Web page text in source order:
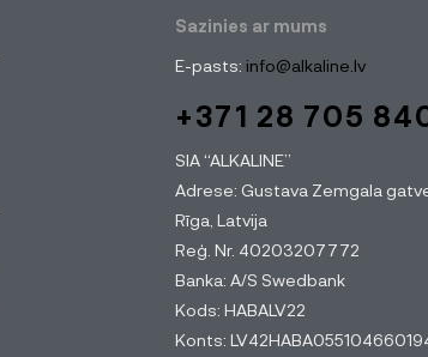
Sazinies ar mums
E-pasts: info@alkaline.lv
+371 28 705
SIA “ALKALINE”
Adrese: Gustava Zemgala
Rīga, Latvija
Reģ. Nr. 40203207772
Banka: A/S Swedbank
Kods: HABALV22
Konts: